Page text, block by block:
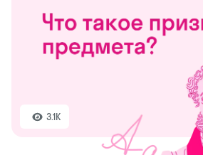
3.1K